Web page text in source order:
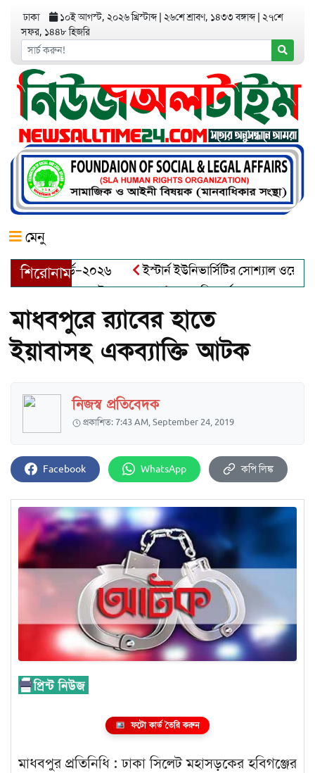
ঢাকা ১০ই আগস্ট, ২০২৬ খ্রিস্টাব্দ ২৬শে শ্রাবণ, ১৪৩৩ বঙ্গাব্দ ২৭শে
সফর, ১৪৪৮ হিজরি
মেনু
শিরোনাম
অ্যাওয়ার্ড–২০২৬
ইস্টার্ন ইউনিভার্সিটির সোশ্যাল
খালেক এর ইন্তেকাল
আত্মশুদ্ধি অর্জন ও অশুভকে বর্জন করে
মাধবপুরে র‌্যাবের হাতে
ইয়াবাসহ একব্যাক্তি আটক
নিজস্ব প্রতিবেদক
প্রকাশিত: 7:43 AM, September 24, 2019
Facebook WhatsApp কপি লিঙ্ক
ফটো কার্ড তৈরি করুন
মাধবপুর প্রতিনিধি : ঢাকা সিলেট মহাসড়কের হবিগঞ্জের